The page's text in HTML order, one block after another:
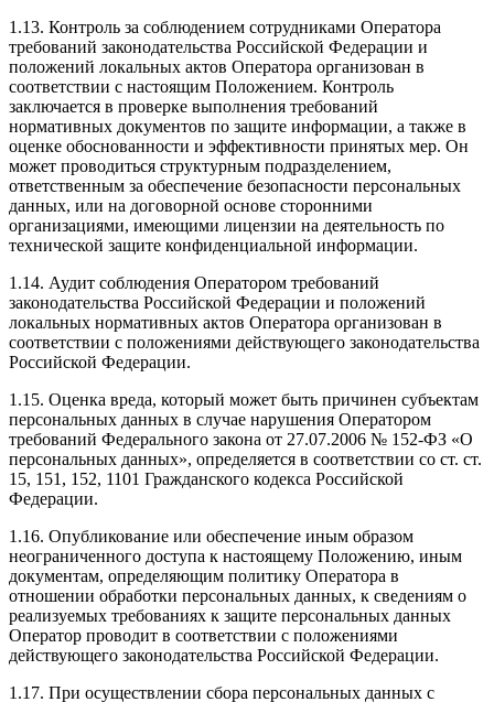
1.13. Контроль за соблюдением сотрудниками Оператора
требований законодательства Российской Федерации и
положений локальных актов Оператора организован в
соответствии с настоящим Положением. Контроль
заключается в проверке выполнения требований
нормативных документов по защите информации, а также в
оценке обоснованности и эффективности принятых мер. Он
может проводиться структурным подразделением,
ответственным за обеспечение безопасности персональных
данных, или на договорной основе сторонними
организациями, имеющими лицензии на деятельность по
технической защите конфиденциальной информации.
1.14. Аудит соблюдения Оператором требований
законодательства Российской Федерации и положений
локальных нормативных актов Оператора организован в
соответствии с положениями действующего законодательства
Российской Федерации.
1.15. Оценка вреда, который может быть причинен субъектам
персональных данных в случае нарушения Оператором
требований Федерального закона от 27.07.2006 № 152-ФЗ «О
персональных данных», определяется в соответствии со ст. ст.
15, 151, 152, 1101 Гражданского кодекса Российской
Федерации.
1.16. Опубликование или обеспечение иным образом
неограниченного доступа к настоящему Положению, иным
документам, определяющим политику Оператора в
отношении обработки персональных данных, к сведениям о
реализуемых требованиях к защите персональных данных
Оператор проводит в соответствии с положениями
действующего законодательства Российской Федерации.
1.17. При осуществлении сбора персональных данных с